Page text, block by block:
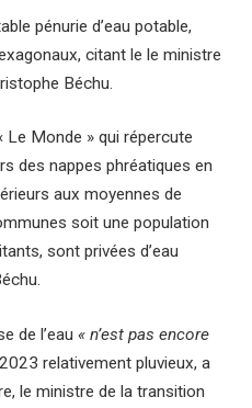
pénurie d’eau potable,
citant le le ministre
Béchu.
Monde » qui répercute
des nappes phréatiques en
aux moyennes de
soit une population
sont privées d’eau
de l’eau « n’est pas encore
relativement pluvieux, a
le ministre de la transition